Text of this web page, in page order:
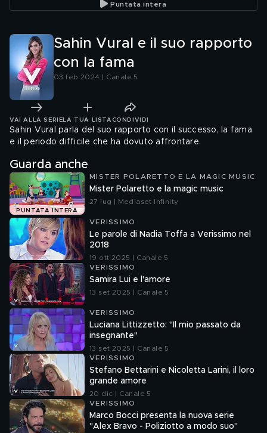
Puntata intera
Sahin Vural e il suo rapporto
con la fama
03 feb 2024 | Canale 5
VAI ALLA SERIE LA TUA LISTA CONDIVIDI
Sahin Vural parla del suo rapporto con il successo, la fama
e il periodo difficile che ha dovuto affrontare.
Guarda anche
PUNTATA INTERA
MISTER POLARETTO E LA MAGIC MUSIC
Mister Polaretto e la magic music
27 lug | Mediaset Infinity
VERISSIMO
Le parole di Nadia Toffa a Verissimo nel
2018
19 ott 2025 | Canale 5
VERISSIMO
Samira Lui e l'amore
13 set 2025 | Canale 5
VERISSIMO
Luciana Littizzetto: "Il mio passato da
insegnante"
13 set 2025 | Canale 5
VERISSIMO
Stefano Bettarini e Nicoletta Larini, il loro
grande amore
20 dic | Canale 5
VERISSIMO
Marco Bocci presenta la nuova serie
"Alex Bravo - Poliziotto a modo suo"